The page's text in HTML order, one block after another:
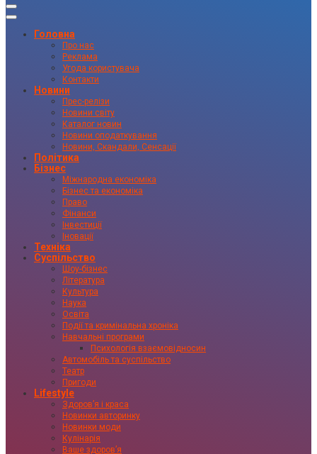
Головна
Про нас
Реклама
Угода користувача
Контакти
Новини
Прес-релізи
Новини світу
Каталог новин
Новини оподаткування
Новини, Скандали, Сенсації
Політика
Бізнес
Міжнародна економіка
Бізнес та економіка
Право
Фінанси
Інвестиції
Іновації
Техніка
Суспільство
Шоу-бізнес
Література
Культура
Наука
Освіта
Події та кримінальна хроніка
Навчальні програми
Психологія взаємовідносин
Автомобіль та суспільство
Театр
Пригоди
Lifestyle
Здоровʼя і краса
Новинки авторинку
Новинки моди
Кулінарія
Ваше здоровʼя